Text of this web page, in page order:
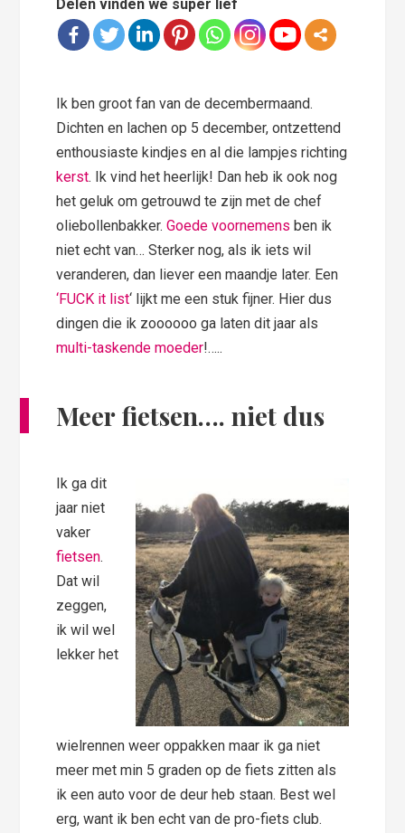
Delen vinden we super lief
Ik ben groot fan van de decembermaand.
Dichten en lachen op 5 december, ontzettend
enthousiaste kindjes en al die lampjes richting
kerst. Ik vind het heerlijk! Dan heb ik ook nog
het geluk om getrouwd te zijn met de chef
oliebollenbakker.Goede voornemens ben ik
niet echt van… Sterker nog, als ik iets wil
veranderen, dan liever een maandje later. Een
‘FUCK it list‘ lijkt me een stuk fijner. Hier dus
dingen die ik zoooooo ga laten dit jaar als
multi-taskende moeder!…..
Meer fietsen…. niet dus
Ik ga dit
jaar niet
vaker
fietsen.
Dat wil
zeggen,
ik wil wel
lekker het
wielrennen weer oppakken maar ik ga niet
meer met min 5 graden op de fiets zitten als
ik een auto voor de deur heb staan. Best wel
erg, want ik ben echt van de pro-fiets club.